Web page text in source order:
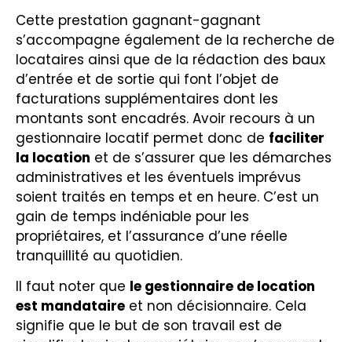
Cette prestation gagnant-gagnant
s’accompagne également de la recherche de
locataires ainsi que de la rédaction des baux
d’entrée et de sortie qui font l’objet de
facturations supplémentaires dont les
montants sont encadrés. Avoir recours à un
gestionnaire locatif permet donc de faciliter
la location et de s’assurer que les démarches
administratives et les éventuels imprévus
soient traités en temps et en heure. C’est un
gain de temps indéniable pour les
propriétaires, et l’assurance d’une réelle
tranquillité au quotidien.
Il faut noter que le gestionnaire de location
est mandataire et non décisionnaire. Cela
signifie que le but de son travail est de